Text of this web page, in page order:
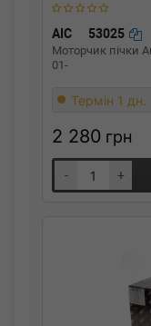
AIC 53025
Моторчик пічки
01-
Термін 1 дн.
2 280 грн
- +